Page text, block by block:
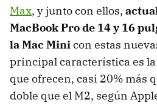
Max, y junto con ellos,
MacBook Pro de 14 y 16
la Mac Minicon estas
principal característica es
que ofrecen, casi 20% más
doble que el M2, según